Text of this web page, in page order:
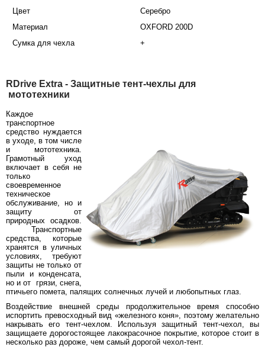
Цвет
Серебро
Материал
OXFORD 200D
Сумка для чехла
+
RDrive Extra - Защитные тент-чехлы для
мототехники
Каждое
транспортное
средство нуждается
в уходе, в том числе
и мототехника.
Грамотный уход
включает в себя не
только
своевременное
техническое
обслуживание, но и
защиту от
природных осадков.
Транспортные
средства, которые
хранятся в уличных
условиях, требуют
защиты не только от
пыли и конденсата,
но и от грязи, снега,
птичьего помета, палящих солнечных лучей и любопытных глаз.
Воздействие внешней среды продолжительное время способно
испортить превосходный вид «железного коня», поэтому желательно
накрывать его тент-чехлом. Используя защитный тент-чехол, вы
защищаете дорогостоящее лакокрасочное покрытие, которое стоит в
несколько раз дороже, чем самый дорогой чехол-тент.